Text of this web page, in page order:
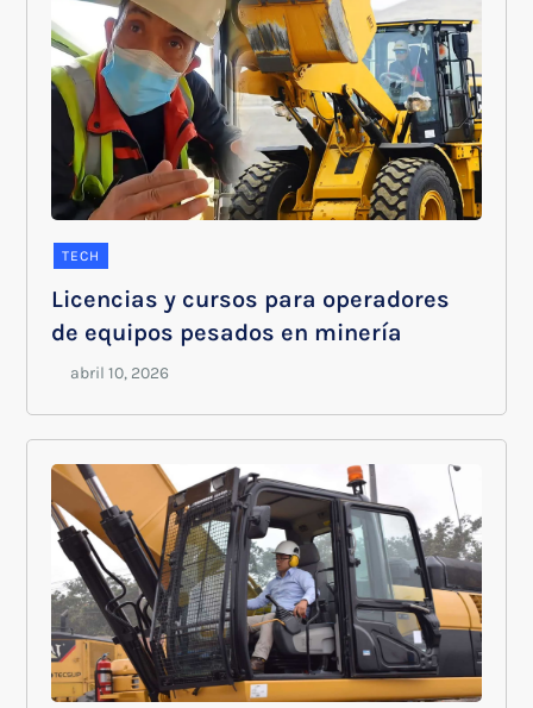
TECH
Licencias y cursos para operadores
de equipos pesados en minería